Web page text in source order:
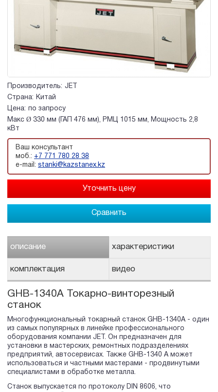
Производитель: JET
Страна:
Китай
Цена:
по запросу
Макс Ø 330 мм (ГАП 476 мм), РМЦ 1015 мм, Мощность 2,8
кВт
Ваш консультант
моб.: +7 771 780 28 38
e-mail: stanki@kazstanex.kz
Сравнить
описание характеристики
комплектация видео
GHB-1340A Токарно-винторезный
станок
Многофункциональный токарный станок GHB-1340A - один
из самых популярных в линейке профессионального
оборудования компании JET. Он предназначен для
установки в мастерских, ремонтных подразделениях
предприятий, автосервисах. Также GHB-1340 A может
использоваться и частными мастерами - продвинутыми
специалистами в обработке металла.
Станок выпускается по протоколу DIN 8606, что